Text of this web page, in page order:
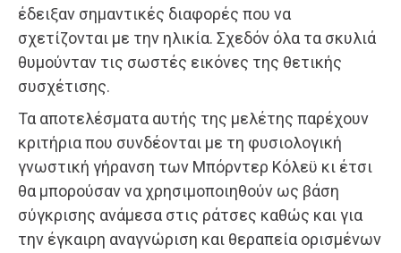
έδειξαν σημαντικές διαφορές που να
σχετίζονται με την ηλικία. Σχεδόν όλα τα σκυλιά
θυμούνταν τις σωστές εικόνες της θετικής
συσχέτισης.
Τα αποτελέσματα αυτής της μελέτης παρέχουν
κριτήρια που συνδέονται με τη φυσιολογική
γνωστική γήρανση των Μπόρντερ Κόλεϋ κι έτσι
θα μπορούσαν να χρησιμοποιηθούν ως βάση
σύγκρισης ανάμεσα στις ράτσες καθώς και για
την έγκαιρη αναγνώριση και θεραπεία ορισμένων